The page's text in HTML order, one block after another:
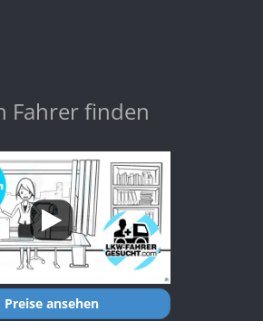
Fahrer finden
Preise ansehen